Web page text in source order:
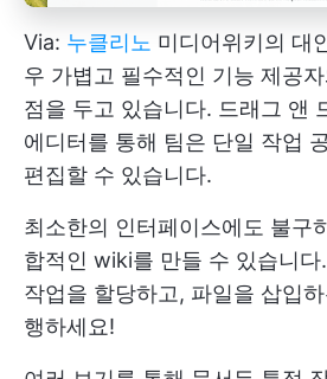
Via: 누클리노 미디어위키의 대
우 가볍고 필수적인 기능 제공
점을 두고 있습니다. 드래그 앤
에디터를 통해 팀은 단일 작업
편집할 수 있습니다.
최소한의 인터페이스에도 불구
합적인 wiki를 만들 수 있습니
작업을 할당하고, 파일을 삽입
행하세요!